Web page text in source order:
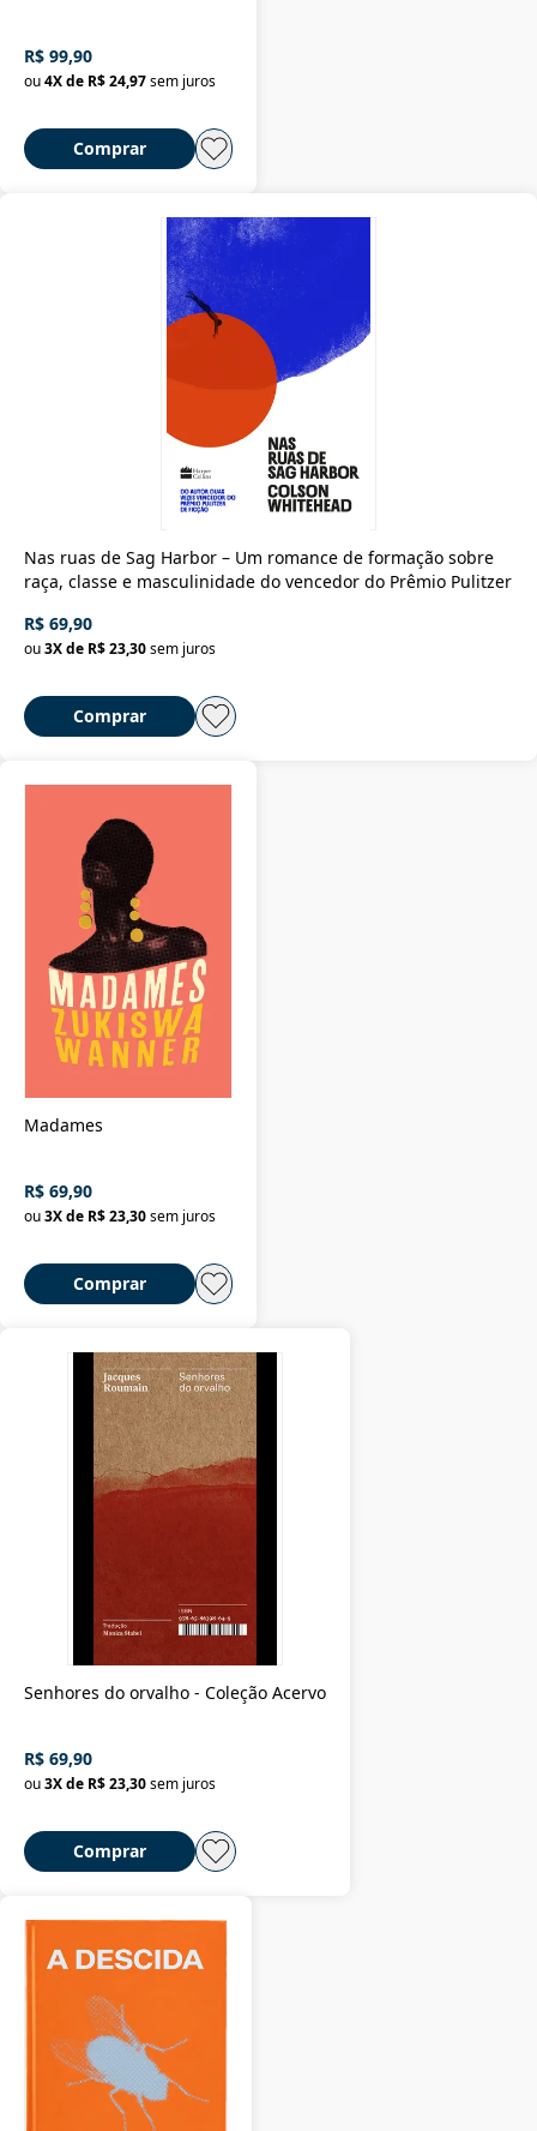
R$ 99,90
ou4X de R$ 24,97sem juros
Comprar
Nas ruas de Sag Harbor – Um romance de formação sobre
raça, classe e masculinidade do vencedor do Prêmio Pulitzer
R$ 69,90
ou3X de R$ 23,30sem juros
Comprar
Madames
R$ 69,90
ou3X de R$ 23,30sem juros
Comprar
Senhores do orvalho - Coleção Acervo
R$ 69,90
ou3X de R$ 23,30sem juros
Comprar